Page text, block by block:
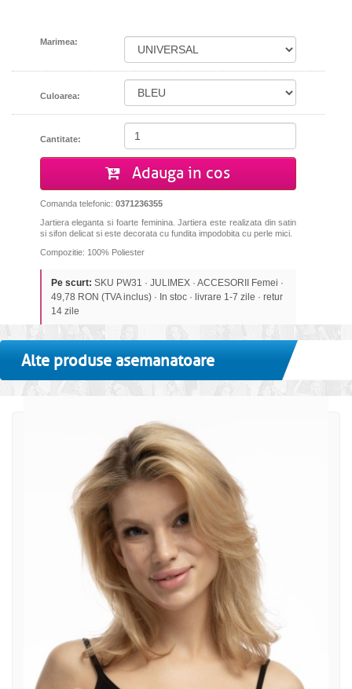
Marimea:
Culoarea:
Cantitate:
Adauga in cos
Comanda telefonic: 0371236355
Jartiera eleganta si foarte feminina. Jartiera este realizata din satin
si sifon delicat si este decorata cu fundita impodobita cu perle mici.
Compozitie: 100% Poliester
Pe scurt: SKU PW31 · JULIMEX · ACCESORII Femei ·
49,78 RON (TVA inclus) · In stoc · livrare 1-7 zile · retur
14 zile
Alte produse asemanatoare